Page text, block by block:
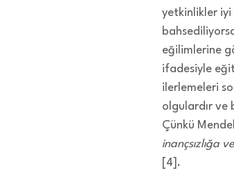
yetkinlikler
eğilimlerine
ifadesiyle
ilerlemeleri
olgulardır ve
Çünkü
inançsızlığa
[4].